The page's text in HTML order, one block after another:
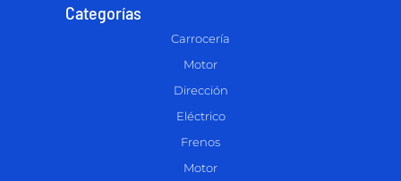
Categorías
Carrocería
Motor
Dirección
Eléctrico
Frenos
Motor